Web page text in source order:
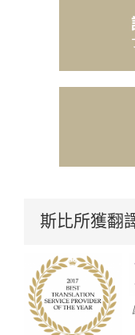
斯比所獲翻